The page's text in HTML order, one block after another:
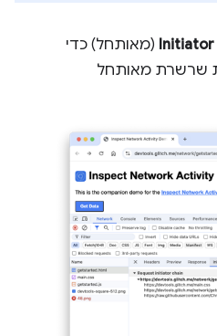
Initiator (מאותחל) כדי
שרשרת מאותחל